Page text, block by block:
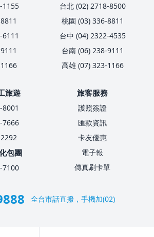
1155
台北 (02) 2718-8500
桃園 (03) 336-8811
台中 (04) 2322-4535
台南 (06) 238-9111
高雄 (07) 323-1166
旅遊
7666
包團
7100
旅客服務
護照簽證
匯款資訊
卡友優惠
電子報
傳真刷卡單
全台市話直撥，手機加(02)